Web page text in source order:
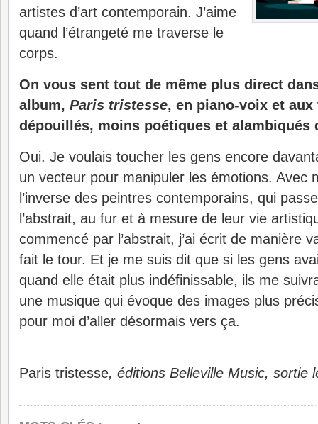
artistes d’art contemporain. J’aime
quand l’étrangeté me traverse le
corps.
On vous sent tout de même plus direct
album, Paris tristesse, en piano-voix et
dépouillés, moins poétiques et alambiqués
Oui. Je voulais toucher les gens encore
un vecteur pour manipuler les émotions. Avec
l’inverse des peintres contemporains, qui
l’abstrait, au fur et à mesure de leur vie
commencé par l’abstrait, j’ai écrit de manière
fait le tour. Et je me suis dit que si les gens
quand elle était plus indéfinissable, ils me
une musique qui évoque des images plus
pour moi d’aller désormais vers ça.
Paris tristesse, éditions Belleville Music, sortie